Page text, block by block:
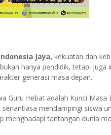
Jaya, kekuatan dan
hanya pendidik, tetapi juga
generasi masa depan.
Guru Hebat adalah Kunci Masa
mendampingi siswa
menghadapi tantangan dunia